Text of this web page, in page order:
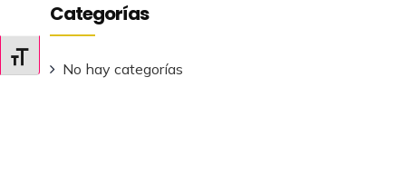
Alternar tamaño de letra
Categorías
No hay categorías